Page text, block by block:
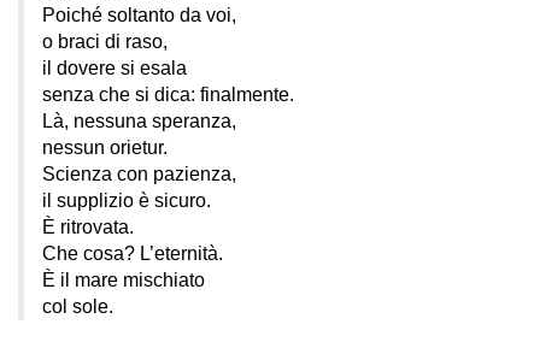
Poiché soltanto da voi,
o braci di raso,
il dovere si esala
senza che si dica: finalmente.
Là, nessuna speranza,
nessun orietur.
Scienza con pazienza,
il supplizio è sicuro.
È ritrovata.
Che cosa? L’eternità.
È il mare mischiato
col sole.